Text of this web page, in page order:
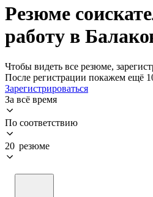
Резюме
работу в
Чтобы видеть все резюме,
После регистрации покажем ещё
Зарегистрироваться
За всё время
По соответствию
20 резюме